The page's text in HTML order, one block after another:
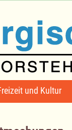
und Kultur